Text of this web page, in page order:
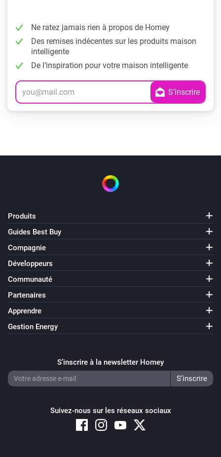
Ne ratez jamais rien à propos de Homey
Des remises indécentes sur les produits maison
intelligente
De l’inspiration pour votre maison intelligente
Produits
Guides Best Buy
Compagnie
Développeurs
Communauté
Partenaires
Apprendre
Gestion Energy
S’inscrire à la newsletter Homey
Suivez-nous sur les réseaux sociaux